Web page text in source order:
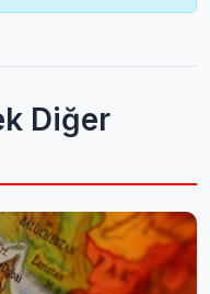
Diğer